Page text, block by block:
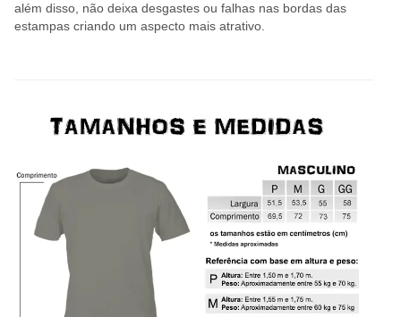
além disso, não deixa desgastes ou falhas nas bordas das
estampas criando um aspecto mais atrativo.